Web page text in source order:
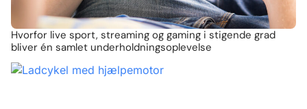
Hvorfor live sport, streaming og gaming i stigende grad
bliver én samlet underholdningsoplevelse